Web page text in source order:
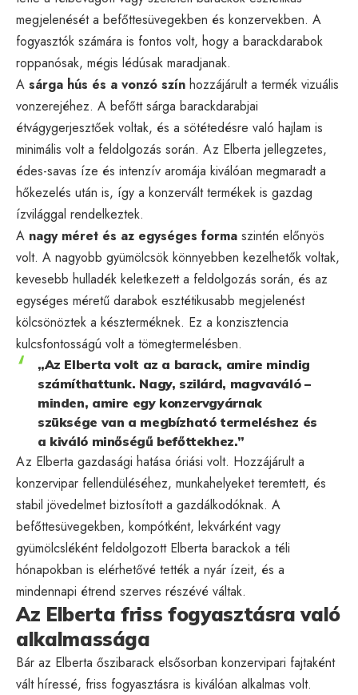
megjelenését a befőttesüvegekben és konzervekben. A
fogyasztók számára is fontos volt, hogy a barackdarabok
roppanósak, mégis lédúsak maradjanak.
A sárga hús és a vonzó szín hozzájárult a termék vizuális
vonzerejéhez. A befőtt sárga barackdarabjai
étvágygerjesztőek voltak, és a sötétedésre való hajlam is
minimális volt a feldolgozás során. Az Elberta jellegzetes,
édes-savas íze és intenzív aromája kiválóan megmaradt a
hőkezelés után is, így a konzervált termékek is gazdag
ízvilággal rendelkeztek.
A nagy méret és az egységes forma szintén előnyös
volt. A nagyobb gyümölcsök könnyebben kezelhetők voltak,
kevesebb hulladék keletkezett a feldolgozás során, és az
egységes méretű darabok esztétikusabb megjelenést
kölcsönöztek a készterméknek. Ez a konzisztencia
kulcsfontosságú volt a tömegtermelésben.
„Az Elberta volt az a barack, amire mindig
számíthattunk. Nagy, szilárd, magvaváló –
minden, amire egy konzervgyárnak
szüksége van a megbízható termeléshez és
a kiváló minőségű befőttekhez.”
Az Elberta gazdasági hatása óriási volt. Hozzájárult a
konzervipar fellendüléséhez, munkahelyeket teremtett, és
stabil jövedelmet biztosított a gazdálkodóknak. A
befőttesüvegekben, kompótként, lekvárként vagy
gyümölcsléként feldolgozott Elberta barackok a téli
hónapokban is elérhetővé tették a nyár ízeit, és a
mindennapi étrend szerves részévé váltak.
Az Elberta friss fogyasztásra való
alkalmassága
Bár az Elberta őszibarack elsősorban konzervipari fajtaként
vált híressé, friss fogyasztásra is kiválóan alkalmas volt.